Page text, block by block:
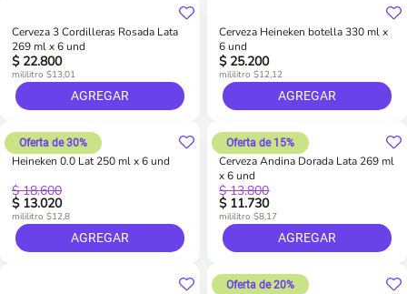
Cerveza 3 Cordilleras Rosada Lata
269 ml x 6 und
$ 22.800
mililitro $13,01
AGREGAR
Cerveza Heineken botella 330 ml x
6 und
$ 25.200
mililitro $12,12
AGREGAR
Heineken 0.0 Lat 250 ml x 6 und
$ 13.020
$ 18.600
Oferta de 30%
mililitro $12,8
AGREGAR
Cerveza Andina Dorada Lata 269 ml
x 6 und
$ 11.730
$ 13.800
Oferta de 15%
mililitro $8,17
AGREGAR
Oferta de 20%